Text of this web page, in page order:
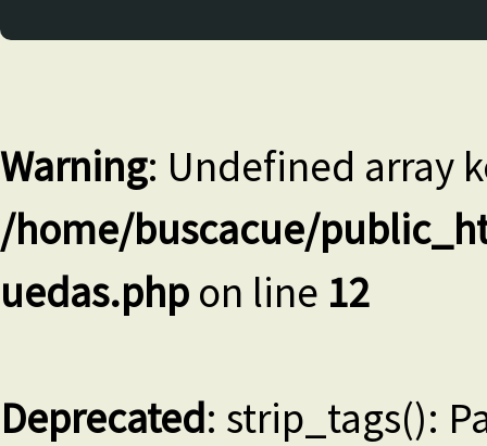
Warning: Undefined array
/home/buscacue/
uedas.php on line 12
Deprecated: strip_tags():